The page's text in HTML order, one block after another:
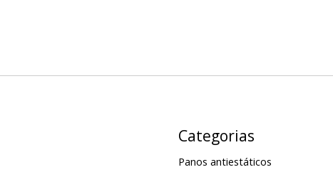
Categorias
Panos antiestáticos